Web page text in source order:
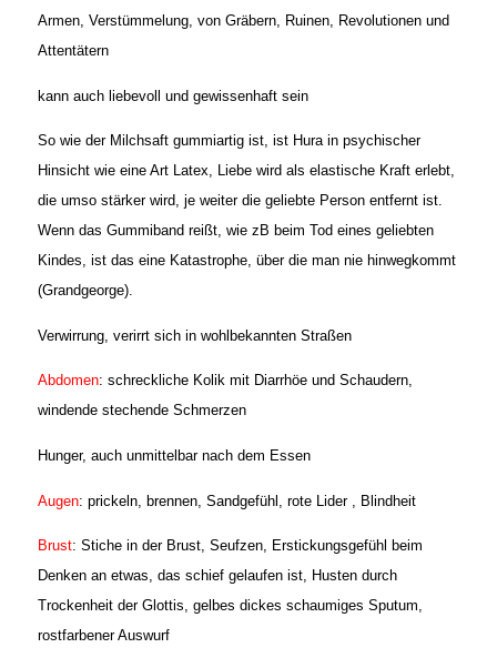
Armen, Verstümmelung, von Gräbern, Ruinen, Revolutionen und
Attentätern
kann auch liebevoll und gewissenhaft sein
So wie der Milchsaft gummiartig ist, ist Hura in psychischer
Hinsicht wie eine Art Latex, Liebe wird als elastische Kraft erlebt,
die umso stärker wird, je weiter die geliebte Person entfernt ist.
Wenn das Gummiband reißt, wie zB beim Tod eines geliebten
Kindes, ist das eine Katastrophe, über die man nie hinwegkommt
(Grandgeorge).
Verwirrung, verirrt sich in wohlbekannten Straßen
Abdomen: schreckliche Kolik mit Diarrhöe und Schaudern,
windende stechende Schmerzen
Hunger, auch unmittelbar nach dem Essen
Augen: prickeln, brennen, Sandgefühl, rote Lider , Blindheit
Brust: Stiche in der Brust, Seufzen, Erstickungsgefühl beim
Denken an etwas, das schief gelaufen ist, Husten durch
Trockenheit der Glottis, gelbes dickes schaumiges Sputum,
rostfarbener Auswurf